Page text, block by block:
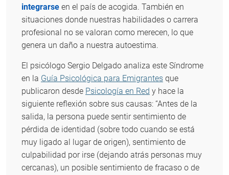
integrarse en el país de acogida. También en
situaciones donde nuestras habilidades o carrera
profesional no se valoran como merecen, lo que
genera un daño a nuestra autoestima.
El psicólogo Sergio Delgado analiza este Síndrome
en la Guía Psicológica para Emigrantes que
publicaron desde Psicología en Red y hace la
siguiente reflexión sobre sus causas: “Antes de la
salida, la persona puede sentir sentimiento de
pérdida de identidad (sobre todo cuando se está
muy ligado al lugar de origen), sentimiento de
culpabilidad por irse (dejando atrás personas muy
cercanas), un posible sentimiento de fracaso o de